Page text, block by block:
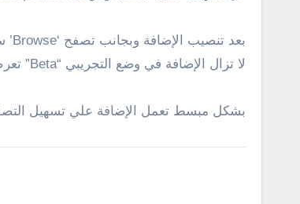
بعد تنصيب الإضافة وبجانب تصفح ‘
Browse
’
لا تزال الإضافة في وضع التجريبي “Beta
”
بشكل مبسط تعمل الإضافة علي تسهيل